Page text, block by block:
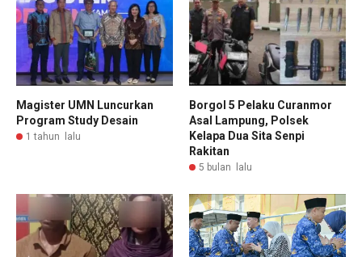
Magister UMN Luncurkan
Program Study Desain
1 tahun lalu
Borgol 5 Pelaku Curanmor
Asal Lampung, Polsek
Kelapa Dua Sita Senpi
Rakitan
5 bulan lalu